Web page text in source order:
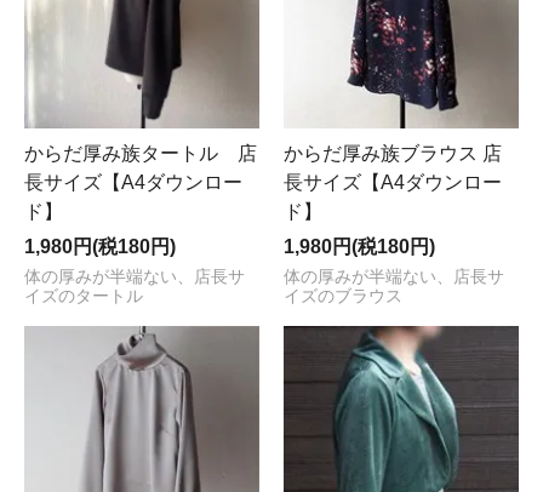
からだ厚み族タートル 店
長サイズ【A4ダウンロー
ド】
1,980円(税180円)
体の厚みが半端ない、店長サ
イズのタートル
からだ厚み族ブラウス 店
長サイズ【A4ダウンロー
ド】
1,980円(税180円)
体の厚みが半端ない、店長サ
イズのブラウス